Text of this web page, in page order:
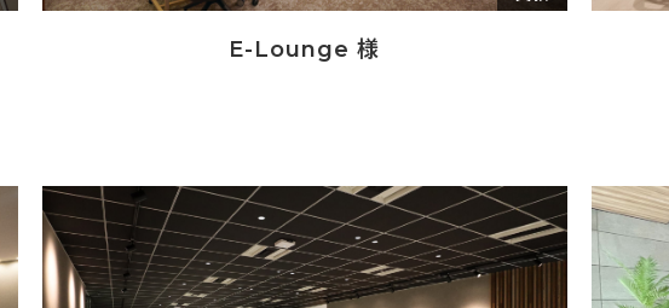
E-Lounge 様